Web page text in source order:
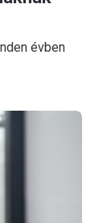
évben